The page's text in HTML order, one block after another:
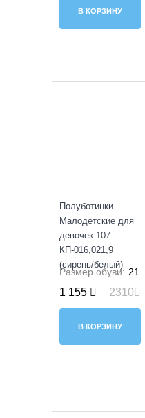
В КОРЗИНУ
Полуботинки
Малодетские для
девочек 107-
КП-016,021,9
(сирень/белый)
Размер обуви: 21
1 155 2310
В КОРЗИНУ